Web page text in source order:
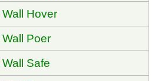
Hover
Poer
Safe